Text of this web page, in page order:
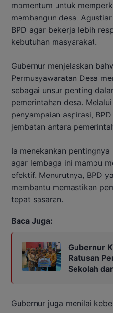
momentum untuk
membangun desa.
BPD agar bekerja lebih
kebutuhan masyarakat.
Gubernur menjelaskan
Permusyawaratan Desa
sebagai unsur penting
pemerintahan desa.
penyampaian aspirasi,
jembatan antara
Ia menekankan
agar lembaga ini mampu
efektif. Menurutnya, BPD
membantu memastikan
tepat sasaran.
Baca Juga:
Gubernur
Ratusan
Sekolah
Gubernur juga menilai